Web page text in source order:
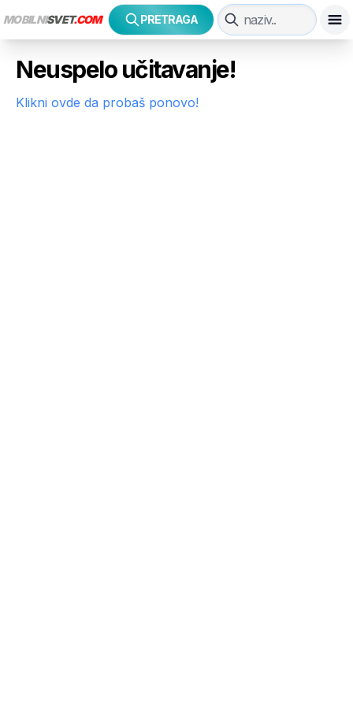
MOBILNISVET.COM PRETRAGA
Neuspelo učitavanje!
Klikni ovde da probaš ponovo!